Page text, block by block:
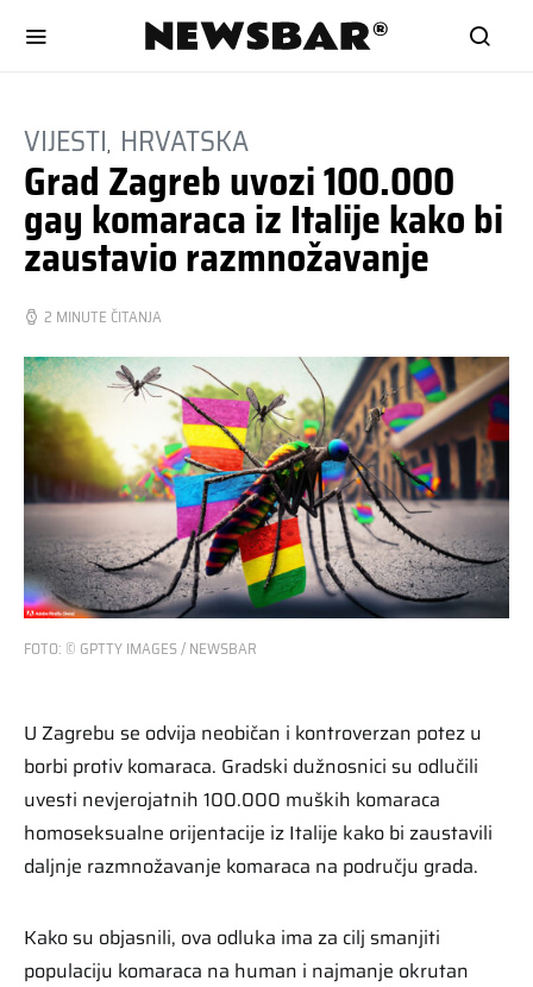
VIJESTI HRVATSKA
Grad Zagreb uvozi 100.000
gay komaraca iz Italije kako bi
zaustavio razmnožavanje
2 MINUTE ČITANJA
FOTO: © GPTTY IMAGES / NEWSBAR
U Zagrebu se odvija neobičan i kontroverzan potez u
borbi protiv komaraca. Gradski dužnosnici su odlučili
uvesti nevjerojatnih 100.000 muških komaraca
homoseksualne orijentacije iz Italije kako bi zaustavili
daljnje razmnožavanje komaraca na području grada.
Kako su objasnili, ova odluka ima za cilj smanjiti
populaciju komaraca na human i najmanje okrutan